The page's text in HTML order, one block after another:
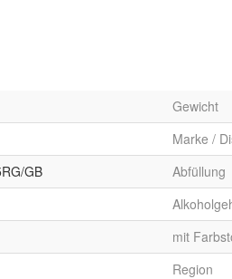
Gewicht
Marke /
GB Abfüllung
mit
Region